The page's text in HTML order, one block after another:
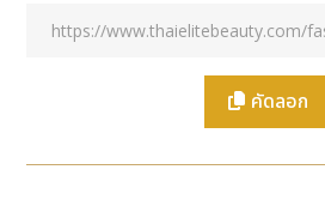
ที่แมตช์ง่ายแต่ดูเท่อย่างลงตัว ไอ
เสนอทั้งลายพรินต์สุดยูนีค พร้อม
สูงอย่างไหมและลินิน ในพาเลต
เรียบง่ายแต่มีเสน่ห์เฉพาะตัว
ผมได้ร่วมเสนอไอเดียการออกแบบ
คัดลอก